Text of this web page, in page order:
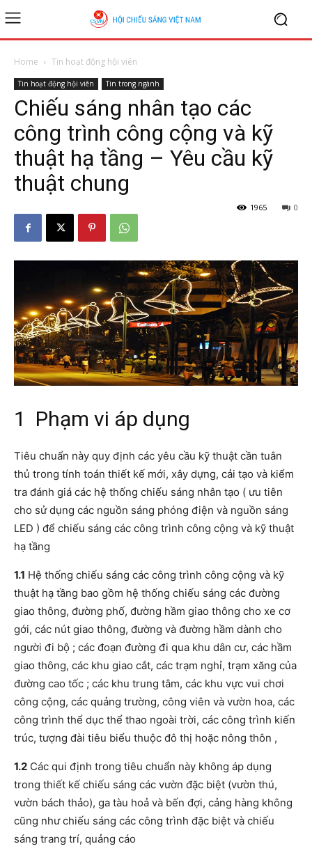
Home Tin hoạt động hội viên
Tin hoạt động hội viên Tin trong ngành
Chiếu sáng nhân tạo các
công trình công cộng và kỹ
thuật hạ tầng – Yêu cầu kỹ
thuật chung
0
1965
1 Phạm vi áp dụng
Tiêu chuẩn này quy định các yêu cầu kỹ thuật cần tuân
thủ trong tính toán thiết kế mới, xây dựng, cải tạo và kiểm
tra đánh giá các hệ thống chiếu sáng nhân tạo ( ưu tiên
cho sử dụng các nguồn sáng phóng điện và nguồn sáng
LED ) để chiếu sáng các công trình công cộng và kỹ thuật
hạ tầng
1.1 Hệ thống chiếu sáng các công trình công cộng và kỹ
thuật hạ tầng bao gồm hệ thống chiếu sáng các đường
giao thông, đường phố, đường hầm giao thông cho xe cơ
gới, các nút giao thông, đường và đường hầm dành cho
người đi bộ ; các đoạn đường đi qua khu dân cư, các hầm
giao thông, các khu giao cắt, các trạm nghỉ, trạm xăng của
đường cao tốc ; các khu trung tâm, các khu vực vui chơi
công cộng, các quảng trường, công viên và vườn hoa, các
công trình thể dục thể thao ngoài trời, các công trình kiến
trúc, tượng đài tiêu biểu thuộc đô thị hoặc nông thôn ,
1.2 Các qui định trong tiêu chuẩn này không áp dụng
trong thiết kế chiếu sáng các vườn đặc biệt (vườn thú,
vườn bách thảo), ga tàu hoả và bến đợi, cảng hàng không
cũng như chiếu sáng các công trình đặc biệt và chiếu
sáng trang trí, quảng cáo